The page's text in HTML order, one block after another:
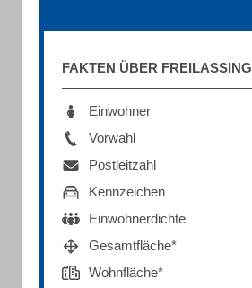
FAKTEN ÜBER FREILASSING
Einwohner
Vorwahl
Postleitzahl
Kennzeichen
Einwohnerdichte
Gesamtfläche*
Wohnfläche*